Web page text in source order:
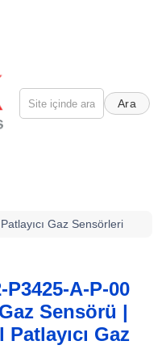
Ara
Gaz Sensörleri
A-P-00
Sensörü |
Gaz